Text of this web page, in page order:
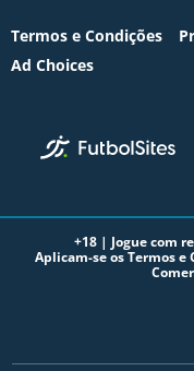
Termos e Condições
Ad Choices
+18 | Jogue com
Aplicam-se os Termos